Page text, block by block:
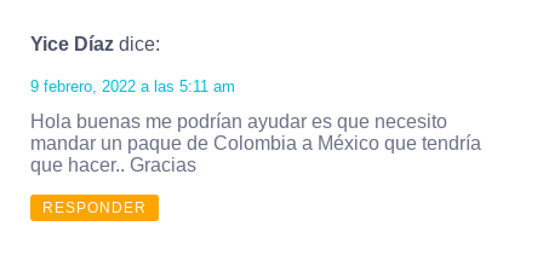
Yice Díaz dice:
9 febrero, 2022 a las 5:11 am
Hola buenas me podrían ayudar es que necesito
mandar un paque de Colombia a México que tendría
que hacer.. Gracias
RESPONDER